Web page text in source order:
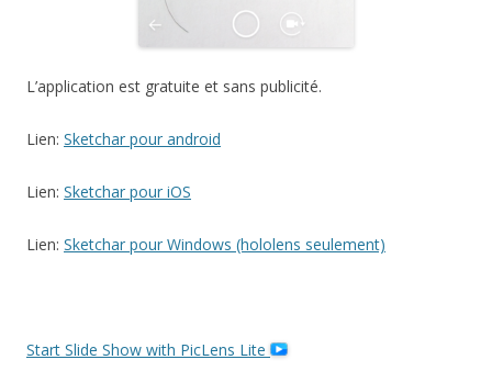
L’application est gratuite et sans publicité.
Lien: Sketchar pour android
Lien: Sketchar pour iOS
Lien: Sketchar pour Windows (hololens seulement)
Start Slide Show with PicLens Lite